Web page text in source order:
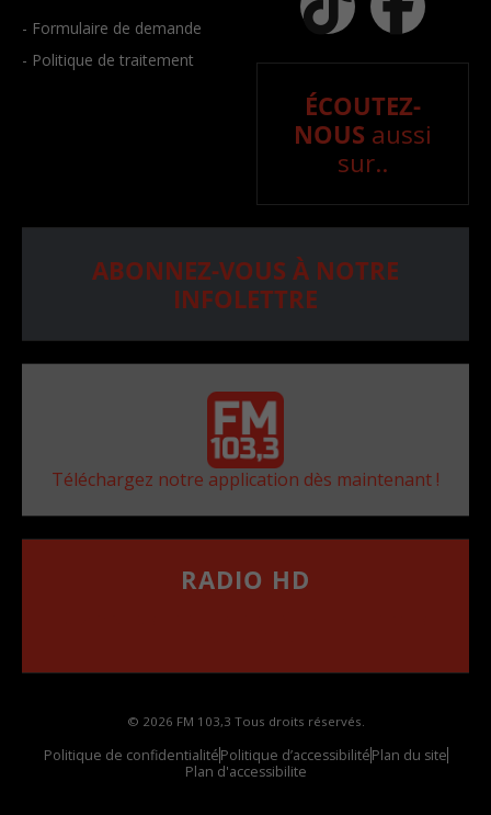
- Formulaire de demande
- Politique de traitement
ÉCOUTEZ-
NOUS aussi
sur..
ABONNEZ-VOUS À NOTRE
INFOLETTRE
Téléchargez notre application dès maintenant !
RADIO HD
© 2026 FM 103,3 Tous droits réservés.
Politique de confidentialitéPolitique d’accessibilitéPlan du site
Plan d'accessibilite